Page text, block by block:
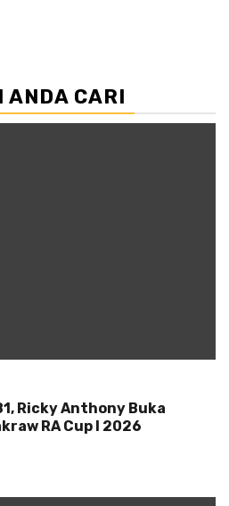
ANDA CARI
Ricky Anthony Buka
RA Cup I 2026